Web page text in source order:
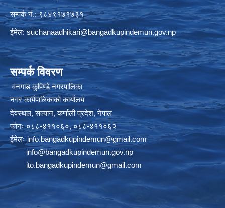
सम्पर्क नं.: ९८४९१७१७३१
ईमेल: suchanaadhikari@bangadkupindemun.gov.np
सम्पर्क विवरण
वनगाड कुपिण्डे नगरपालिका
नगर कार्यपालिकाको कार्यालय
देवस्थल, सल्यान, कर्णाली प्रदेश, नेपाल
फोनः ०८८-४११०६०, ०८८-४११०६२
ईमेलःinfo.bangadkupindemun@gmail.com
info@bangadkupindemun.gov.np
ito.bangadkupindemun@gmail.com